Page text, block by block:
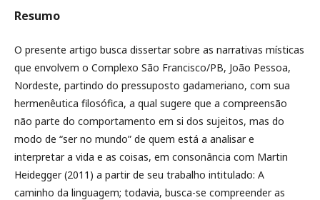
Resumo
O presente artigo busca dissertar sobre as narrativas místicas
que envolvem o Complexo São Francisco/PB, João Pessoa,
Nordeste, partindo do pressuposto gadameriano, com sua
hermenêutica filosófica, a qual sugere que a compreensão
não parte do comportamento em si dos sujeitos, mas do
modo de “ser no mundo” de quem está a analisar e
interpretar a vida e as coisas, em consonância com Martin
Heidegger (2011) a partir de seu trabalho intitulado: A
caminho da linguagem; todavia, busca-se compreender as